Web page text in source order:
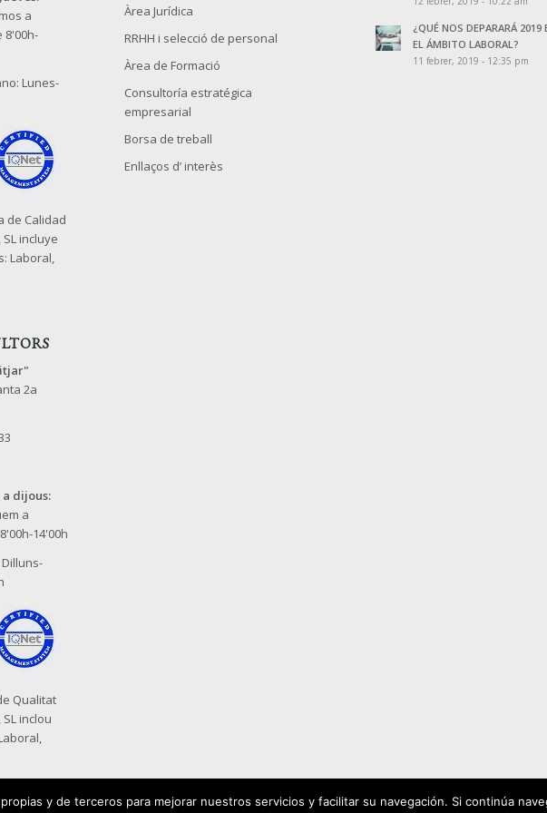
a
8'00h-
Lunes-
de Calidad
incluye
Laboral,
2a
dijous:
a
14'00h
Qualitat
inclou
Àrea Jurídica
RRHH i selecció de personal
Àrea de Formació
Consultoría estratégica
empresarial
Borsa de treball
Enllaços d’ interès
¿QUÉ NOS DEPARARÁ 2019
EL ÁMBITO LABORAL?
11 febrer, 2019 - 12:35 pm
y de terceros para mejorar nuestros servicios y facilitar su navegación. Si continúa